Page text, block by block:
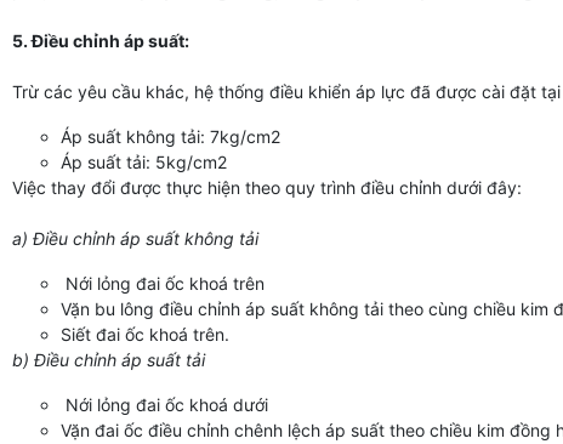
5. Điều chỉnh áp suất:
Trừ các yêu cầu khác, hệ thống điều khiển áp lực đã được cài đặt
Áp suất không tải: 7kg/cm2
Áp suất tải: 5kg/cm2
Việc thay đổi được thực hiện theo quy trình điều chỉnh dưới đây:
a) Điều chỉnh áp suất không tải
Nới lỏng đai ốc khoá trên
Vặn bu lông điều chỉnh áp suất không tải theo cùng chiều
Siết đai ốc khoá trên.
b) Điều chỉnh áp suất tải
Nới lỏng đai ốc khoá dưới
Vặn đai ốc điều chỉnh chênh lệch áp suất theo chiều kim